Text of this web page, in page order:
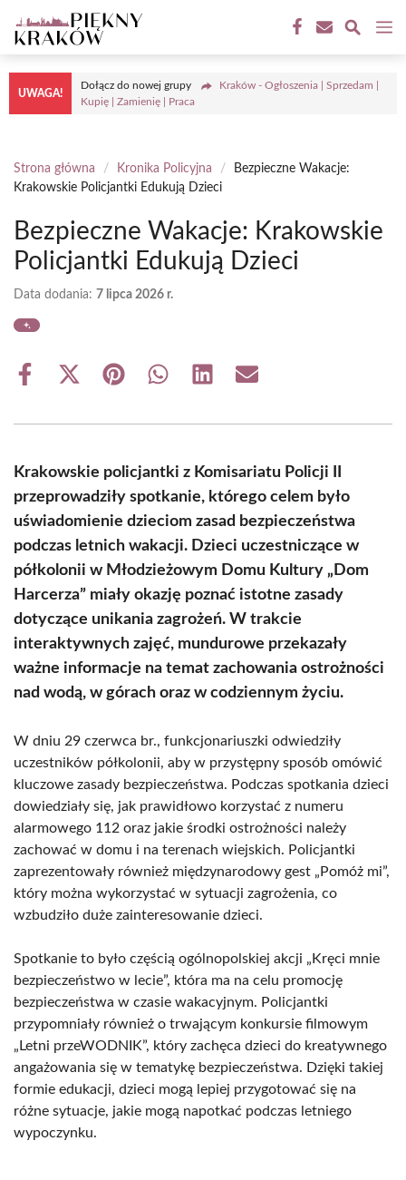
do
treści
UWAGA!
Dołącz do nowej grupy
Kraków - Ogłoszenia | Sprzedam |
Kupię | Zamienię | Praca
Strona główna / Kronika Policyjna /
Bezpieczne Wakacje:
Krakowskie Policjantki Edukują Dzieci
Bezpieczne Wakacje: Krakowskie
Policjantki Edukują Dzieci
Data dodania: 7 lipca 2026 r.
Share
Share
(Twitter)
Share Share Share Share
Krakowskie policjantki z Komisariatu Policji II
przeprowadziły spotkanie, którego celem było
uświadomienie dzieciom zasad bezpieczeństwa
podczas letnich wakacji. Dzieci uczestniczące w
półkolonii w Młodzieżowym Domu Kultury „Dom
Harcerza” miały okazję poznać istotne zasady
dotyczące unikania zagrożeń. W trakcie
interaktywnych zajęć, mundurowe przekazały
ważne informacje na temat zachowania ostrożności
nad wodą, w górach oraz w codziennym życiu.
W dniu 29 czerwca br., funkcjonariuszki odwiedziły
uczestników półkolonii, aby w przystępny sposób omówić
kluczowe zasady bezpieczeństwa. Podczas spotkania dzieci
dowiedziały się, jak prawidłowo korzystać z numeru
alarmowego 112 oraz jakie środki ostrożności należy
zachować w domu i na terenach wiejskich. Policjantki
zaprezentowały również międzynarodowy gest „Pomóż mi”,
który można wykorzystać w sytuacji zagrożenia, co
wzbudziło duże zainteresowanie dzieci.
Spotkanie to było częścią ogólnopolskiej akcji „Kręci mnie
bezpieczeństwo w lecie”, która ma na celu promocję
bezpieczeństwa w czasie wakacyjnym. Policjantki
przypomniały również o trwającym konkursie filmowym
„Letni przeWODNIK”, który zachęca dzieci do kreatywnego
angażowania się w tematykę bezpieczeństwa. Dzięki takiej
formie edukacji, dzieci mogą lepiej przygotować się na
różne sytuacje, jakie mogą napotkać podczas letniego
wypoczynku.